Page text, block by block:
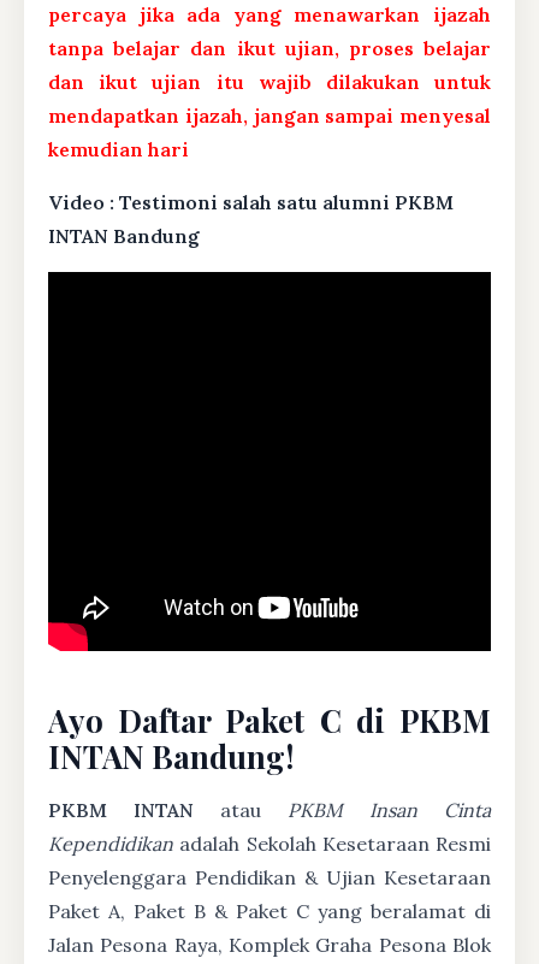
percaya jika ada yang menawarkan ijazah
tanpa belajar dan ikut ujian, proses belajar
dan ikut ujian itu wajib dilakukan untuk
mendapatkan ijazah, jangan sampai menyesal
kemudian hari
Video : Testimoni salah satu alumni PKBM
INTAN Bandung
Ayo Daftar Paket C di PKBM
INTAN Bandung!
PKBM INTAN atau PKBM Insan Cinta
Kependidikan adalah Sekolah Kesetaraan Resmi
Penyelenggara Pendidikan & Ujian Kesetaraan
Paket A, Paket B & Paket C yang beralamat di
Jalan Pesona Raya, Komplek Graha Pesona Blok